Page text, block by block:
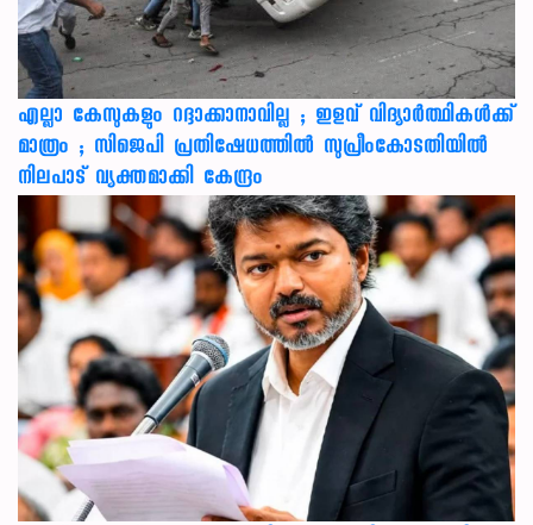
എല്ലാ കേസുകളും റദ്ദാക്കാനാവില്ല ; ഇളവ് വിദ്യാർത്ഥികൾക്ക്
മാത്രം ; സിജെപി പ്രതിഷേധത്തിൽ സുപ്രീംകോടതിയിൽ
നിലപാട് വ്യക്തമാക്കി കേന്ദ്രം